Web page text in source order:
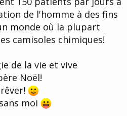
de l'homme à des fins
monde où la plupart
camisoles chimiques!
de la vie et vive
Noël!
moi